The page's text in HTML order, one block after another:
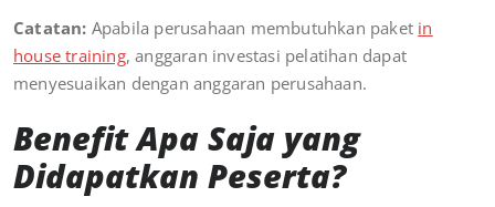
Catatan: Apabila perusahaan membutuhkan paket in
house training, anggaran investasi pelatihan dapat
menyesuaikan dengan anggaran perusahaan.
Benefit Apa Saja yang
Didapatkan Peserta?